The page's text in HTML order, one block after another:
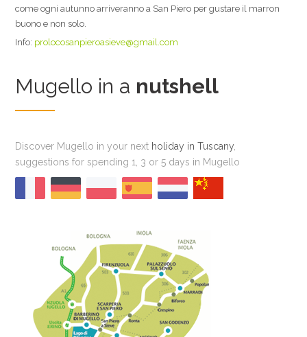
come ogni autunno arriveranno a San Piero per gustare il marron
buono e non solo.
Info: prolocosanpieroasieve@gmail.com
Mugello in a nutshell
Discover Mugello in your next holiday in Tuscany
suggestions for spending 1, 3 or 5 days in Mugello